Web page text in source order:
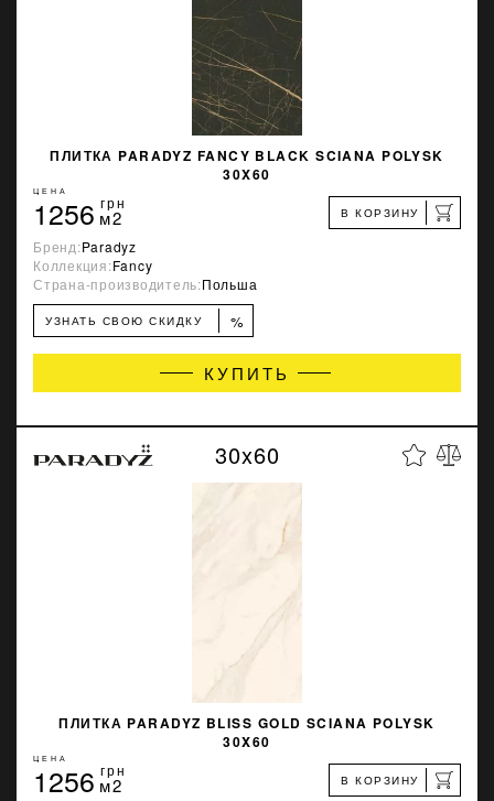
ПЛИТКА PARADYZ FANCY BLACK SCIANA POLYSK
30X60
ЦЕНА
1256 грн
м2 В КОРЗИНУ
Бренд:Paradyz
Коллекция:Fancy
Страна-производитель:Польша
УЗНАТЬ СВОЮ СКИДКУ %
КУПИТЬ
30x60
ПЛИТКА PARADYZ BLISS GOLD SCIANA POLYSK
30X60
ЦЕНА
1256 грн
м2 В КОРЗИНУ